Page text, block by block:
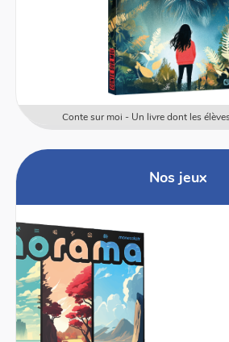
Conte sur moi - Un livre dont les
Nos jeux